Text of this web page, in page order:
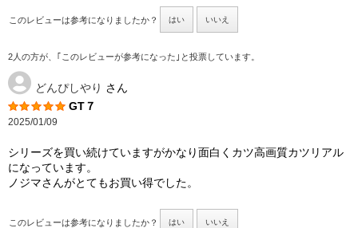
このレビューは参考になりましたか？ はい いいえ
2人の方が、｢このレビューが参考になった｣と投票しています。
どんぴしやり さん
GT７
2025/01/09
シリーズを買い続けていますがかなり面白くカツ高画質カツリアル
になっています。
ノジマさんがとてもお買い得でした。
このレビューは参考になりましたか？ はい いいえ